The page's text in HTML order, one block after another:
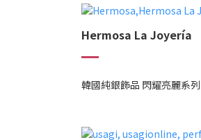
Hermosa La Joyería
韓國純銀飾品 閃耀亮麗系列